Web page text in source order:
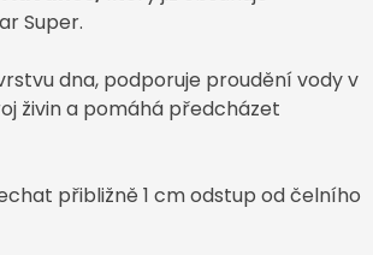
Super.
dna, podporuje proudění vody v
živin a pomáhá předcházet
přibližně 1 cm odstup od čelního